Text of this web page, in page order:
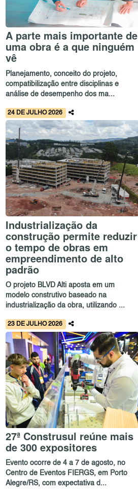
A parte mais importante de
uma obra é a que ninguém
vê
Planejamento, conceito do projeto,
compatibilização entre disciplinas e
análise de desempenho dos ma...
24 DE JULHO 2026
Industrialização da
construção permite reduzir
o tempo de obras em
empreendimento de alto
padrão
O projeto BLVD Alti aposta em um
modelo construtivo baseado na
industrialização da obra, utilizando ...
23 DE JULHO 2026
27ª Construsul reúne mais
de 300 expositores
Evento ocorre de 4 a 7 de agosto, no
Centro de Eventos FIERGS, em Porto
Alegre/RS, com expectativa d...